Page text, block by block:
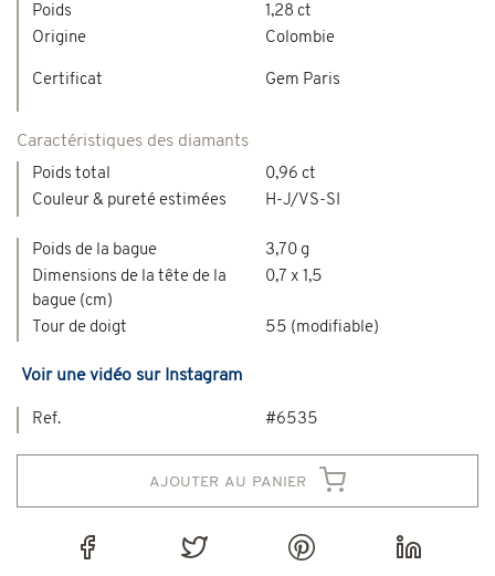
Poids
1,28 ct
Origine
Certificat
Colombie
Gem Paris
Caractéristiques des diamants
Poids total
0,96 ct
Couleur & pureté estimées
H-J/VS-SI
Poids de la bague
3,70 g
Dimensions de la tête de la
bague (cm)
0,7 x 1,5
Tour de doigt 55 (modifiable)
Voir une vidéo sur Instagram
Ref. #6535
ajouter au panier